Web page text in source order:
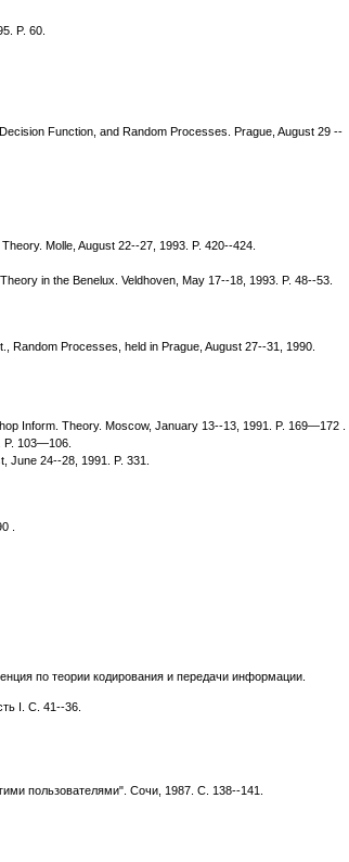
P. 60.
Function, and Random Processes. Prague, August 29 --
Molle, August 22--27, 1993. P. 420--424.
in the Benelux. Veldhoven, May 17--18, 1993. P. 48--53.
Random Processes, held in Prague, August 27--31, 1990.
Inform. Theory. Moscow, January 13--13, 1991. P. 169—172 .
P. 103—106.
June 24--28, 1991. P. 331.
.
по теории кодирования и передачи информации.
I. С. 41--36.
пользователями". Сочи, 1987. С. 138--141.